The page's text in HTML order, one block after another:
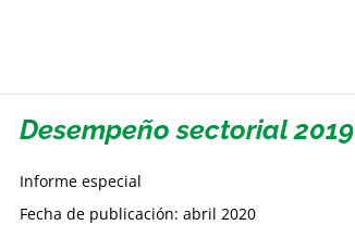
Desempeño sectorial 2019
Informe especial
Fecha de publicación: abril 2020